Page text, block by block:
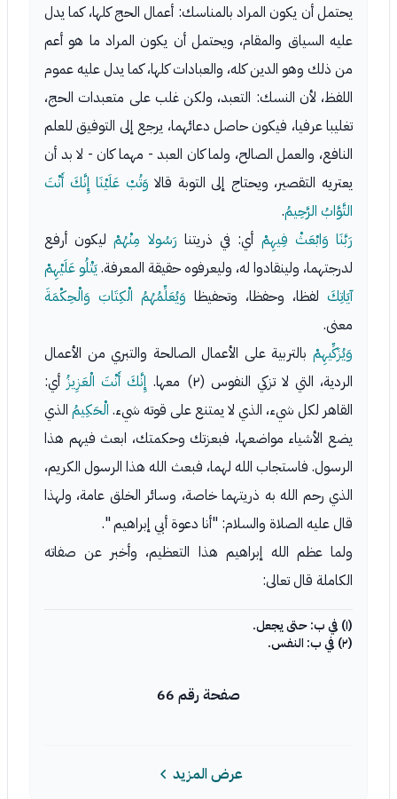
يحتمل أن يكون المراد بالمناسك: أعمال الحج كلها، كما يدل
عليه السياق والمقام، ويحتمل أن يكون المراد ما هو أعم
من ذلك وهو الدين كله، والعبادات كلها، كما يدل عليه عموم
اللفظ، لأن النسك: التعبد، ولكن غلب على متعبدات الحج،
تغليبا عرفيا، فيكون حاصل دعائهما، يرجع إلى التوفيق للعلم
النافع، والعمل الصالح، ولما كان العبد - مهما كان - لا بد أن
يعتريه التقصير، ويحتاج إلى التوبة قالا وَتُبْ عَلَيْنَا إِنَّكَ أَنْتَ
التَّوَّابُ الرَّحِيمُ.
رَبَّنَا وَابْعَثْ فِيهِمْ أي: في ذريتنا رَسُولا مِنْهُمْليكون أرفع
لدرجتهما، ولينقادوا له، وليعرفوه حقيقة المعرفة.يَتْلُو عَلَيْهِمْ
آيَاتِكَ لفظا، وحفظا، وتحفيظا وَيُعَلِّمُهُمُ الْكِتَابَ وَالْحِكْمَةَ
معنى.
وَيُزَكِّيهِمْ بالتربية على الأعمال الصالحة والتبري من الأعمال
الردية، التي لا تزكي النفوس (٢) معها.
إِنَّكَ أَنْتَ الْعَزِيزُأي:
القاهر لكل شيء، الذي لا يمتنع على قوته شيء. الْحَكِيمُ الذي
يضع الأشياء مواضعها، فبعزتك وحكمتك، ابعث فيهم هذا
الرسول. فاستجاب الله لهما، فبعث الله هذا الرسول الكريم،
الذي رحم الله به ذريتهما خاصة، وسائر الخلق عامة، ولهذا
قال عليه الصلاة والسلام: "أنا دعوة أبي إبراهيم ".
ولما عظم الله إبراهيم هذا التعظيم، وأخبر عن صفاته
الكاملة قال تعالى:
(١) في ب: حتى يجعل.
(٢) في ب: النفس.
صفحة رقم 66
عرض المزيد